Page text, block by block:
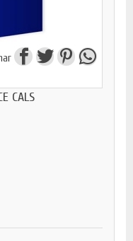
CALS